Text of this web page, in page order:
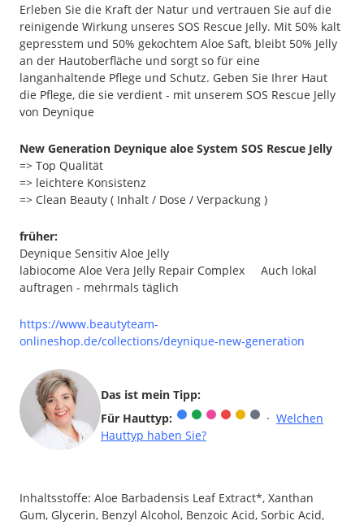
Erleben Sie die Kraft der Natur und vertrauen Sie auf die
reinigende Wirkung unseres SOS Rescue Jelly. Mit 50% kalt
gepresstem und 50% gekochtem Aloe Saft, bleibt 50% Jelly
an der Hautoberfläche und sorgt so für eine
langanhaltende Pflege und Schutz. Geben Sie Ihrer Haut
die Pflege, die sie verdient - mit unserem SOS Rescue Jelly
von Deynique
New Generation Deynique aloe System SOS Rescue Jelly
=> Top Qualität
=> leichtere Konsistenz
=> Clean Beauty ( Inhalt / Dose / Verpackung )
früher:
Deynique Sensitiv Aloe Jelly
labiocome Aloe Vera Jelly Repair Complex Auch lokal
auftragen - mehrmals täglich
https://www.beautyteam-
onlineshop.de/collections/deynique-new-generation
Das ist mein Tipp:
Für Hauttyp:
· Welchen
Hauttyp haben Sie?
Inhaltsstoffe: Aloe Barbadensis Leaf Extract*, Xanthan
Gum, Glycerin, Benzyl Alcohol, Benzoic Acid, Sorbic Acid,